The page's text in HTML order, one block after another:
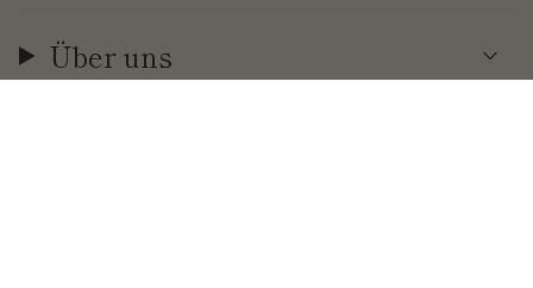
Über uns